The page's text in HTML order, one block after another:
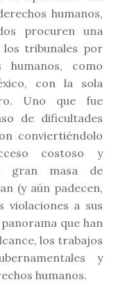
humanos,
procuren una
los tribunales por
humanos, como
con la sola
Uno que fue
de dificultades
conviertiéndolo
costoso y
gran masa de
(y aún padecen,
violaciones a sus
que han
los trabajos
y
humanos.